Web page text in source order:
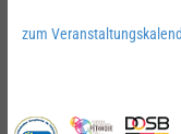
zum